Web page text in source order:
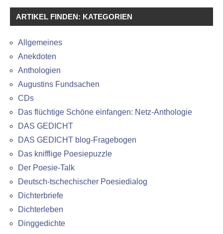
ARTIKEL FINDEN: KATEGORIEN
Allgemeines
Anekdoten
Anthologien
Augustins Fundsachen
CDs
Das flüchtige Schöne einfangen: Netz-Anthologie
DAS GEDICHT
DAS GEDICHT blog-Fragebogen
Das knifflige Poesiepuzzle
Der Poesie-Talk
Deutsch-tschechischer Poesiedialog
Dichterbriefe
Dichterleben
Dinggedichte